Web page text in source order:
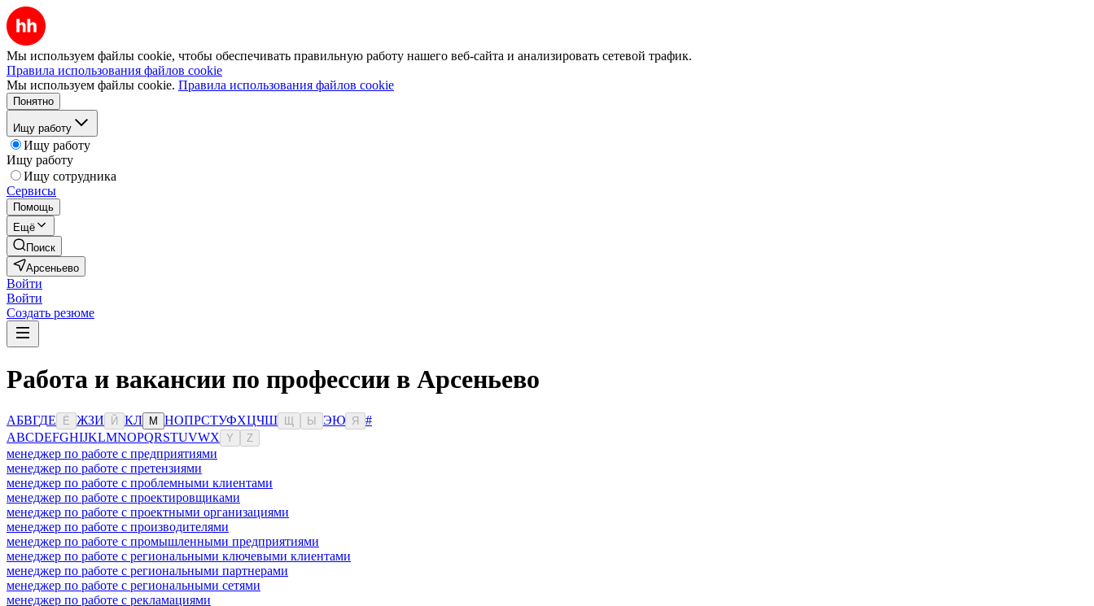
Мы используем файлы cookie, чтобы обеспечивать правильную работу нашего веб-сайта и анализировать сетевой трафик.
Правила использования файлов cookie
Мы используем файлы cookie. Правила использования файлов cookie
Понятно
Ищу работу
Ищу работу
Ищу работу
Ищу сотрудника
Сервисы
Помощь
Ещё
Поиск
Арсеньево
Войти
Войти
Создать резюме
Работа и вакансии по профессии в Арсеньево
АБВГДЕ Ё ЖЗИ Й КЛ М НОПРСТУФХЦЧШ Ы ЭЮ Я
#
ABCDEFGHIJKLMNOPQRSTUVWX Y Z
менеджер по работе с предприятиями
менеджер по работе с претензиями
менеджер по работе с проблемными клиентами
менеджер по работе с проектировщиками
менеджер по работе с проектными организациями
менеджер по работе с производителями
менеджер по работе с промышленными предприятиями
менеджер по работе с региональными ключевыми клиентами
менеджер по работе с региональными партнерами
менеджер по работе с региональными сетями
менеджер по работе с рекламациями